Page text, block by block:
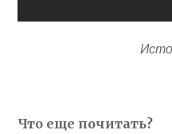
Что еще почитать?